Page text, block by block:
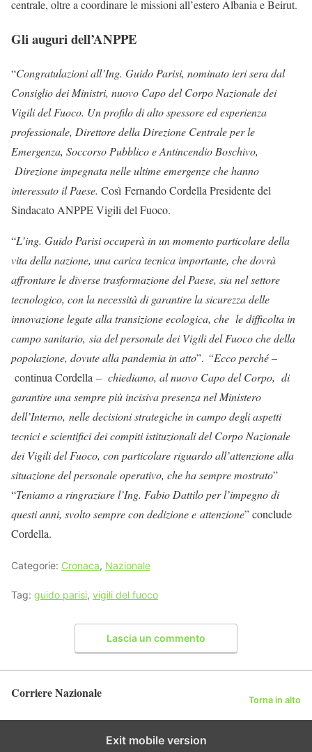
centrale, oltre a coordinare le missioni all’estero Albania e Beirut.
Gli auguri dell’ANPPE
“Congratulazioni all’Ing. Guido Parisi, nominato ieri sera dal
Consiglio dei Ministri, nuovo Capo del Corpo Nazionale dei
Vigili del Fuoco. Un profilo di alto spessore ed esperienza
professionale, Direttore della Direzione Centrale per le
Emergenza, Soccorso Pubblico e Antincendio Boschivo,
Direzione impegnata nelle ultime emergenze che hanno
interessato il Paese. Così Fernando Cordella Presidente del
Sindacato ANPPE Vigili del Fuoco.
“L’ing. Guido Parisi occuperà in un momento particolare della
vita della nazione, una carica tecnica importante, che dovrà
affrontare le diverse trasformazione del Paese, sia nel settore
tecnologico, con la necessità di garantire la sicurezza delle
innovazione legate alla transizione ecologica, che le difficolta in
campo sanitario, sia del personale dei Vigili del Fuoco che della
popolazione, dovute alla pandemia in atto”. “Ecco perché –
continua Cordella – chiediamo, al nuovo Capo del Corpo, di
garantire una sempre più incisiva presenza nel Ministero
dell’Interno, nelle decisioni strategiche in campo degli aspetti
tecnici e scientifici dei compiti istituzionali del Corpo Nazionale
dei Vigili del Fuoco, con particolare riguardo all’attenzione alla
situazione del personale operativo, che ha sempre mostrato”
“Teniamo a ringraziare l’Ing. Fabio Dattilo per l’impegno di
questi anni, svolto sempre con dedizione e attenzione” conclude
Cordella.
Categorie: Cronaca, Nazionale
Tag: guido parisi, vigili del fuoco
Lascia un commento
Corriere Nazionale Torna in alto
Exit mobile version